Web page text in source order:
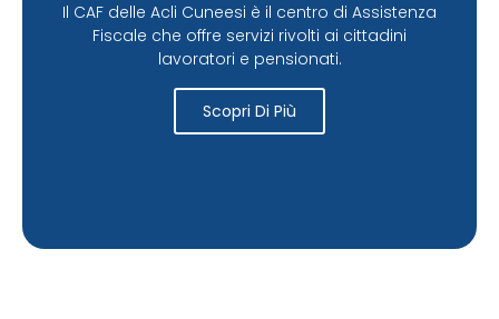
Il CAF delle Acli Cuneesi è il centro di Assistenza
Fiscale che offre servizi rivolti ai cittadini
lavoratori e pensionati.
Scopri Di Più